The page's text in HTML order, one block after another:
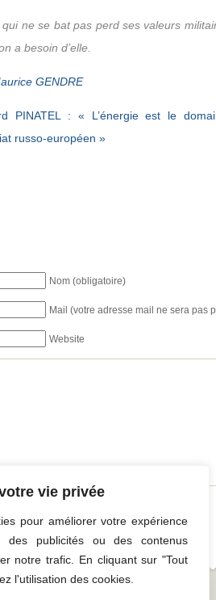
vie privée
pour améliorer votre expérience
des publicités ou des contenus
notre trafic. En cliquant sur "Tout
l'utilisation des cookies.
ne se bat pas perd ses valeurs
a besoin d’elle.
GENDRE
PINATEL : « L’énergie est le
russo-européen »
Nom (obligatoire)
Mail (votre adresse mail ne sera pas
Website